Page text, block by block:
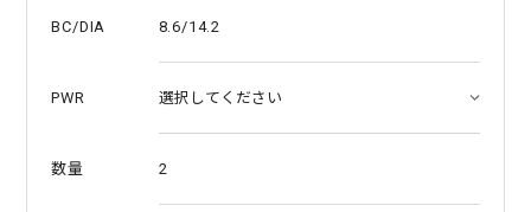
n
BC/DIA 8.6/14.2
PWR
数量 2